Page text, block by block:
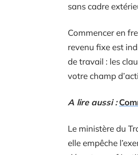
sans cadre
Commencer en
revenu fixe est
de travail : les
votre champ
A lire aussi :
Le ministère du
elle empêche